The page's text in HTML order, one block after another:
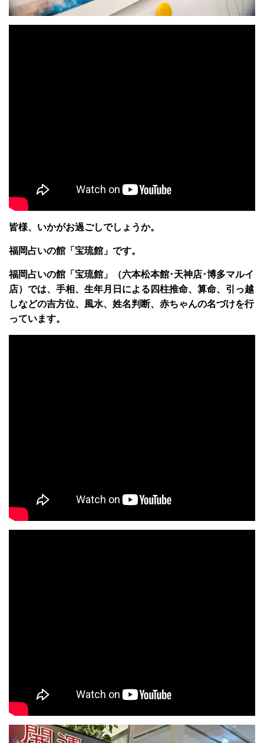
皆様、いかがお過ごしでしょうか。
福岡占いの館「宝琉館」です。
福岡占いの館「宝琉館」（六本松本館･天神店･博多マルイ
店）では、手相、生年月日による四柱推命、算命、引っ越
しなどの吉方位、風水、姓名判断、赤ちゃんの名づけを行
っています。